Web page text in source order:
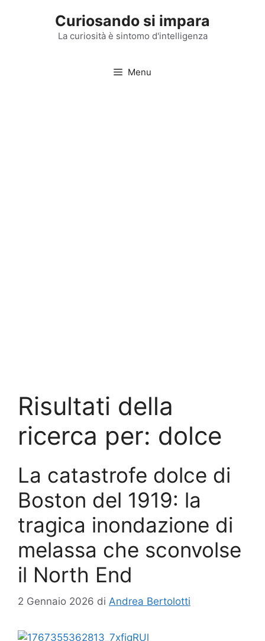
Curiosando si impara
La curiosità è sintomo d'intelligenza
Menu
Risultati della
ricerca per: dolce
La catastrofe dolce di
Boston del 1919: la
tragica inondazione di
melassa che sconvolse
il North End
2 Gennaio 2026 di Andrea Bertolotti